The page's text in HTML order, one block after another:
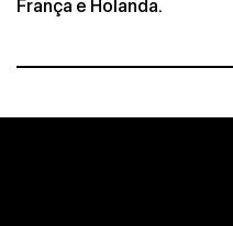
França e Holanda.